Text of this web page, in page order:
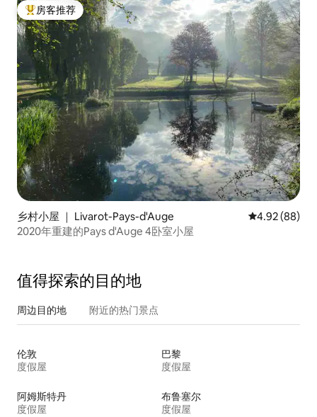
热门「房客推荐」
房客推荐
乡村小屋 ｜ Livarot-Pays-d'Auge 平均评分 4.92
4.92 (88)
2020年重建的Pays d'Auge 4卧室小屋
值得探索的目的地
周边目的地 附近的热门景点
伦敦
度假屋
巴黎
度假屋
阿姆斯特丹
度假屋
布鲁塞尔
度假屋